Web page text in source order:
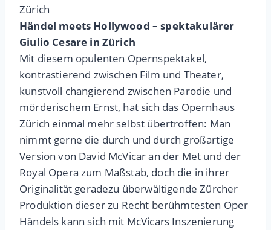
Zürich
Händel meets Hollywood – spektakulärer
Giulio Cesare in Zürich
Mit diesem opulenten Opernspektakel,
kontrastierend zwischen Film und Theater,
kunstvoll changierend zwischen Parodie und
mörderischem Ernst, hat sich das Opernhaus
Zürich einmal mehr selbst übertroffen: Man
nimmt gerne die durch und durch großartige
Version von David McVicar an der Met und der
Royal Opera zum Maßstab, doch die in ihrer
Originalität geradezu überwältigende Zürcher
Produktion dieser zu Recht berühmtesten Oper
Händels kann sich mit McVicars Inszenierung